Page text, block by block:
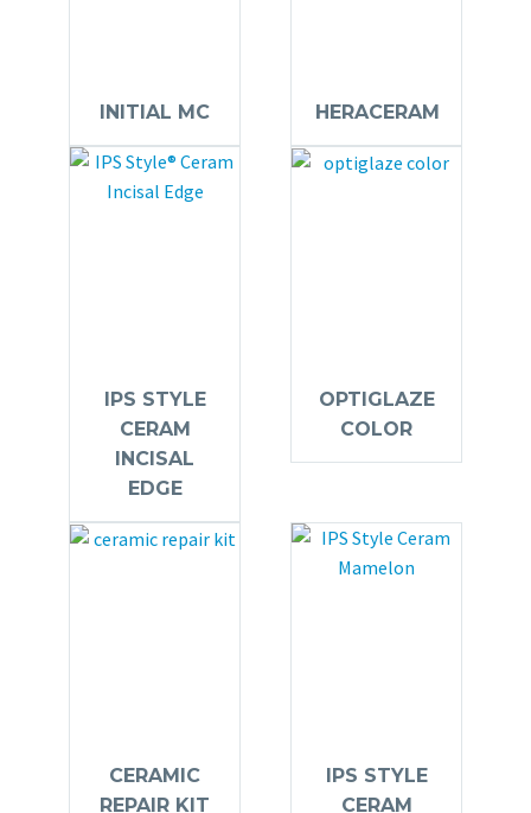
INITIAL MC HERACERAM
IPS STYLE
CERAM
INCISAL
EDGE
OPTIGLAZE
COLOR
CERAMIC
REPAIR KIT
IPS STYLE
CERAM